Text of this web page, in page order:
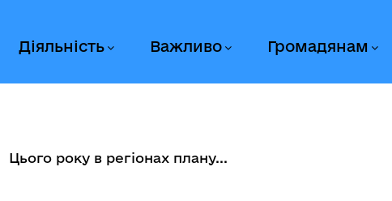
Діяльність Важливо Громадянам
Цього року в регіонах плану...